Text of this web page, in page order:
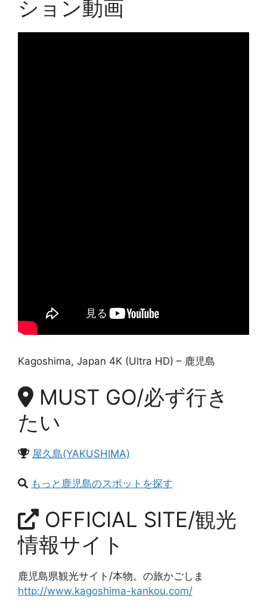
ション動画
Kagoshima, Japan 4K (Ultra HD) – 鹿児島
MUST GO/必ず行き
たい
屋久島(YAKUSHIMA)
もっと鹿児島のスポットを探す
OFFICIAL SITE/観光
情報サイト
鹿児島県観光サイト/本物。の旅かごしま
http://www.kagoshima-kankou.com/